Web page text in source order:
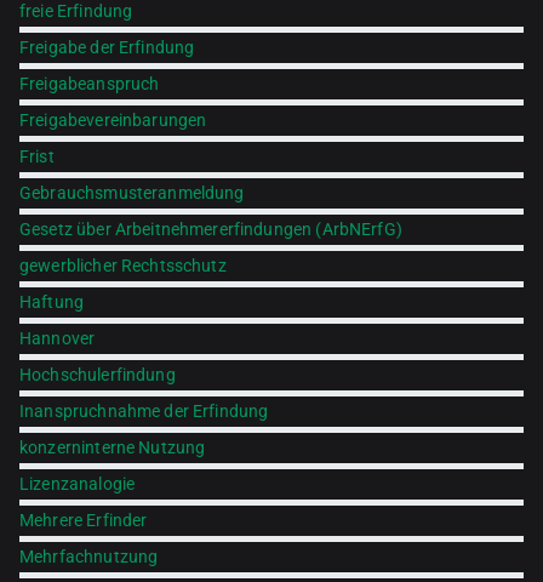
freie Erfindung
Freigabe der Erfindung
Freigabeanspruch
Freigabevereinbarungen
Frist
Gebrauchsmusteranmeldung
Gesetz über Arbeitnehmererfindungen (ArbNErfG)
gewerblicher Rechtsschutz
Haftung
Hannover
Hochschulerfindung
Inanspruchnahme der Erfindung
konzerninterne Nutzung
Lizenzanalogie
Mehrere Erfinder
Mehrfachnutzung